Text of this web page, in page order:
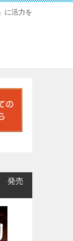
に活力を
発売